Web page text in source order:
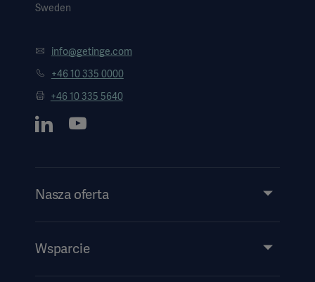
Sweden
info@getinge.com
+46 10 335 0000
+46 10 335 5640
Nasza oferta
Usługi
Wsparcie